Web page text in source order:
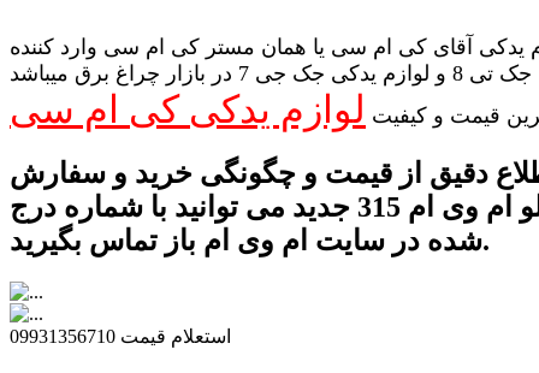
یدکی آقای کی ام سی یا همان مستر کی ام سی وارد کننده
لوازم یدکی جک تی 8 و لوازم یدکی جک جی 7 در بازار چراغ برق میباشد
قیمت و کیفیت لوازم یدکی کی ام سی
دقیق از قیمت و چگونگی خرید و سفارش
طبق جلو ام وی ام 315 جدید می توانید با شماره درج
شده در سایت ام وی ام باز تماس بگیرید.
استعلام قیمت 09931356710